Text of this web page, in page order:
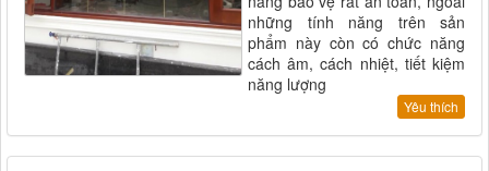
những tính năng trên sản
phẩm này còn có chức năng
cách âm, cách nhiệt, tiết kiệm
năng lượng
Yêu thích